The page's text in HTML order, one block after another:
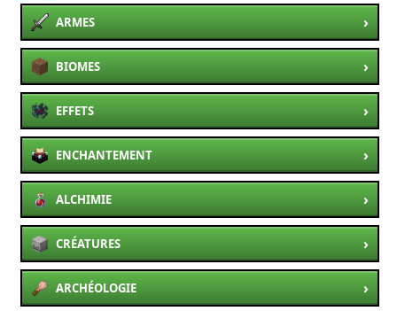
ARMES ›
BIOMES ›
EFFETS ›
ENCHANTEMENT ›
ALCHIMIE ›
CRÉATURES ›
ARCHÉOLOGIE ›